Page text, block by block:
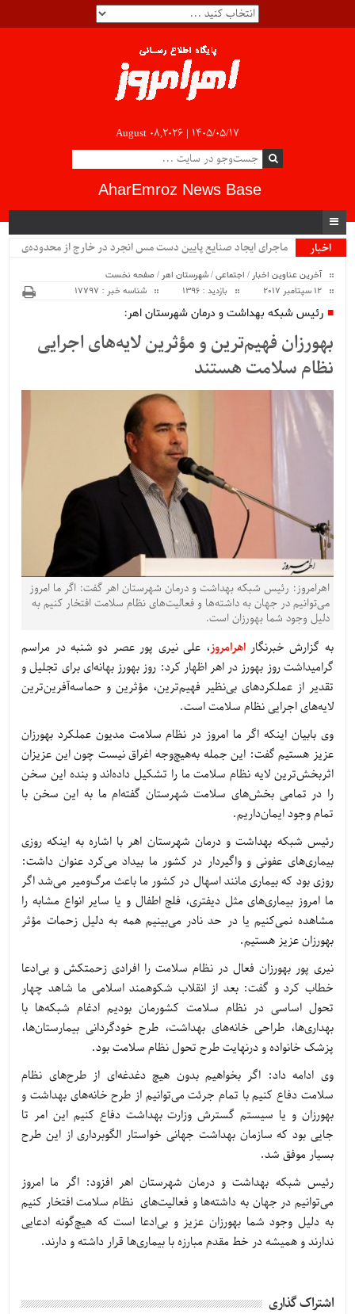
August 08,2026 | ۱۴۰۵/۰۵/۱۷
AharEmroz News Base
اخبار
ماجرای ایجاد صنایع پایین دست مس انجرد در خارج از محدوده‌ی
آخرین عناوین اخبار / اجتماعی/شهرستان اهر /صفحه نخست
12 سپتامبر 2017
بازدید : 1396 شناسه خبر : 17797
رئیس شبکه بهداشت و درمان شهرستان اهر:
بهورزان فهیم‌ترین و مؤثرین لایه‌های اجرایی
نظام سلامت هستند
اهرامروز: رئیس شبکه بهداشت و درمان شهرستان اهر گفت: اگر ما امروز
می‌توانیم در جهان به داشته‌ها و فعالیت‌های نظام سلامت افتخار کنیم به
دلیل وجود شما بهورزان است.
به گزارش خبرنگاراهرامروز، علی نیری پور عصر دو شنبه در مراسم
گرامیداشت روز بهورز در اهر اظهار کرد: روز بهورز بهانه‌ای برای تجلیل و
تقدیر از عملکردهای بی‌نظیر فهیم‌ترین، مؤثرین و حماسه‌آفرین‌ترین
لایه‌های اجرایی نظام سلامت است.
وی بابیان اینکه اگر ما امروز در نظام سلامت مدیون عملکرد بهورزان
عزیز هستیم گفت: این جمله به‌هیچ‌وجه اغراق نیست چون این عزیزان
اثربخش‌ترین لایه نظام سلامت ما را تشکیل داده‌اند و بنده این سخن
را در تمامی بخش‌های سلامت شهرستان گفته‌ام ما به این سخن با
تمام وجود ایمان‌داریم.
رئیس شبکه بهداشت و درمان شهرستان اهر با اشاره به اینکه روزی
بیماری‌های عفونی و واگیردار در کشور ما بیداد می‌کرد عنوان داشت:
روزی بود که بیماری مانند اسهال در کشور ما باعث مرگ‌ومیر می‌شد اگر
ما امروز بیماری‌های مثل دیفتری، فلج اطفال و یا سایر انواع مشابه را
مشاهده نمی‌کنیم یا در حد نادر می‌بینیم همه به دلیل زحمات مؤثر
بهورزان عزیز هستیم.
نیری پور بهورزان فعال در نظام سلامت را افرادی زحمتکش و بی‌ادعا
خطاب کرد و گفت: بعد از انقلاب شکوهمند اسلامی ما شاهد چهار
تحول اساسی در نظام سلامت کشورمان بودیم ادغام شبکه‌ها با
بهداری‌ها، طراحی خانه‌های بهداشت، طرح خودگردانی بیمارستان‌ها،
پزشک خانواده و درنهایت طرح تحول نظام سلامت بود.
وی ادامه داد: اگر بخواهیم بدون هیچ دغدغه‌ای از طرح‌های نظام
سلامت دفاع کنیم با تمام جرئت می‌توانیم از طرح خانه‌های بهداشت و
بهورزان و یا سیستم گسترش وزارت بهداشت دفاع کنیم این امر تا
جایی بود که سازمان بهداشت جهانی خواستار الگوبرداری از این طرح
بسیار موفق شد.
رئیس شبکه بهداشت و درمان شهرستان اهر افزود: اگر ما امروز
می‌توانیم در جهان به داشته‌ها و فعالیت‌های نظام سلامت افتخار کنیم
به دلیل وجود شما بهورزان عزیز و بی‌ادعا است که هیچ‌گونه ادعایی
ندارند و همیشه در خط مقدم مبارزه با بیماری‌ها قرار داشته و دارند.
اشتراک گذاری